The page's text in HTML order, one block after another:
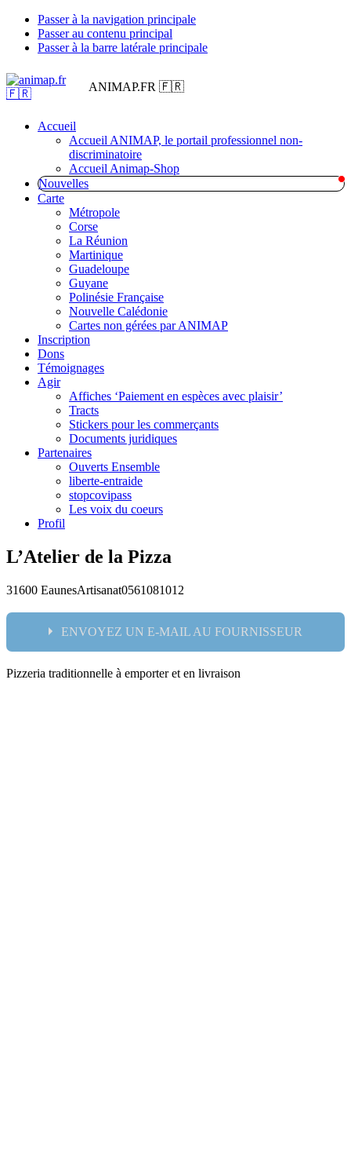
Passer à la navigation principale
Passer au contenu principal
Passer à la barre latérale principale
ANIMAP.FR 🇫🇷
Accueil
Accueil ANIMAP, le portail professionnel non-
discriminatoire
Accueil Animap-Shop
Nouvelles
Carte
Métropole
Corse
La Réunion
Martinique
Guadeloupe
Guyane
Polinésie Française
Nouvelle Calédonie
Cartes non gérées par ANIMAP
Inscription
Dons
Témoignages
Agir
Affiches ‘Paiement en espèces avec plaisir’
Tracts
Stickers pour les commerçants
Documents juridiques
Partenaires
Ouverts Ensemble
liberte-entraide
stopcovipass
Les voix du coeurs
Profil
L’Atelier de la Pizza
31600 EaunesArtisanat0561081012
ENVOYEZ UN E-MAIL AU FOURNISSEUR
Nom:
Pizzeria traditionnelle à emporter et en livraison